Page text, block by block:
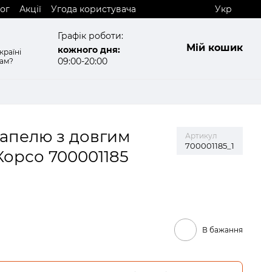
Акції
Угода користувача
Укр
Графік роботи:
кожного дня:
09:00-20:00
Мій кошик
з довгим
700001185
Артикул
700001185_1
В бажання